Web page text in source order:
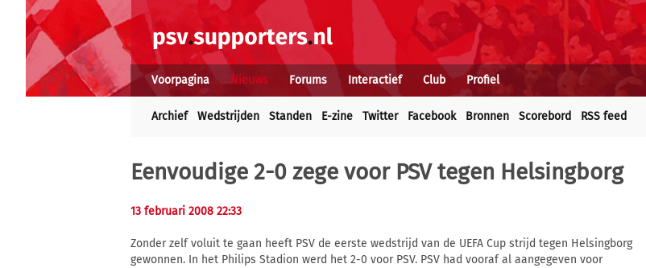
Voorpagina Nieuws Forums Interactief Club Profiel
Archief Wedstrijden Standen E-zine Twitter Facebook Bronnen Scorebord RSS feed
Eenvoudige 2-0 zege voor PSV tegen Helsingborg
13 februari 2008 22:33
Zonder zelf voluit te gaan heeft PSV de eerste wedstrijd van de UEFA Cup strijd tegen Helsingborg
gewonnen. In het Philips Stadion werd het 2-0 voor PSV. PSV had vooraf al aangegeven voor